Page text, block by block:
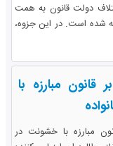
دولت قانون به همت
شده است. در این جزوه،
قانون مبارزه با
مبارزه با خشونت در